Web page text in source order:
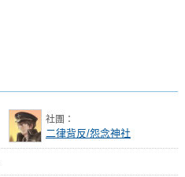
社團：
二律背反/怨念神社